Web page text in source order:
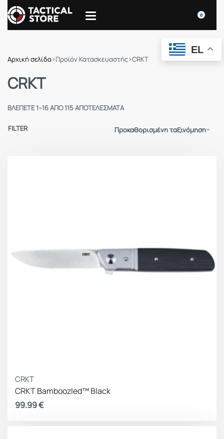
0
Αρχική σελίδα›Προϊόν Κατασκευαστής›CRKT
CRKT
ΒΛΈΠΕΤΕ 1–16 ΑΠΌ 115 ΑΠΟΤΕΛΈΣΜΑΤΑ
Προκαθορισμένη ταξινόμηση
FILTER
CRKT
CRKT Bamboozled™ Black
99.99€
EL